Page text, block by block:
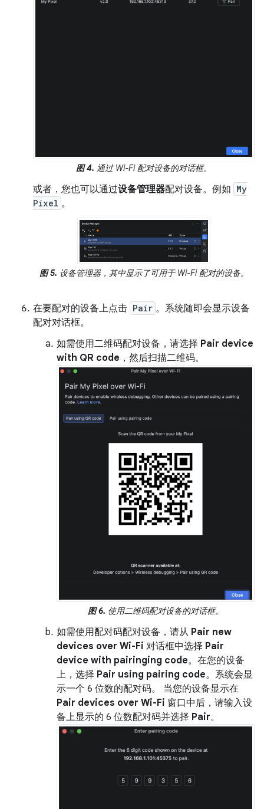
图 4. 通过 Wi-Fi 配对设备的对话框。
或者，您也可以通过设备管理器配对设备。例如 My
Pixel 。
图 5. 设备管理器，其中显示了可用于 Wi-Fi 配对的设备。
在要配对的设备上点击 Pair 。系统随即会显示设备
配对对话框。
如需使用二维码配对设备，请选择 Pair device
with QR code ，然后扫描二维码。
图 6. 使用二维码配对设备的对话框。
如需使用配对码配对设备，请从 Pair new
devices over Wi-Fi 对话框中选择 Pair
device with pairinging code。在您的设备
上，选择 Pair using pairing code。系统会显
示一个 6 位数的配对码。 当您的设备显示在
Pair devices over Wi-Fi 窗口中后，请输入设
备上显示的 6 位数配对码并选择 Pair。